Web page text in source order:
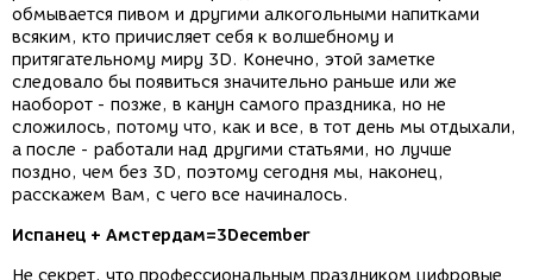
обмывается пивом и другими алкогольными напитками
всяким, кто причисляет себя к волшебному и
притягательному миру 3D. Конечно, этой заметке
следовало бы появиться значительно раньше или же
наоборот - позже, в канун самого праздника, но не
сложилось, потому что, как и все, в тот день мы отдыхали,
а после - работали над другими статьями, но лучше
поздно, чем без 3D, поэтому сегодня мы, наконец,
расскажем Вам, с чего все начиналось.
Испанец + Амстердам=3December